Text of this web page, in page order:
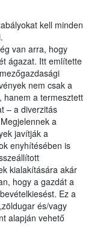
kell minden
van arra, hogy
ágazat. Itt említette
nem csak a
hanem a termesztett
– a diverzitás
a
javítják a
enyhítésében is
kialakítására akár
hogy a gazdát a
Ez a
és/vagy
alapján vehető